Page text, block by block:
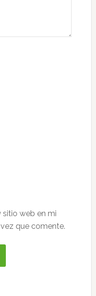
sitio web en mi
que comente.